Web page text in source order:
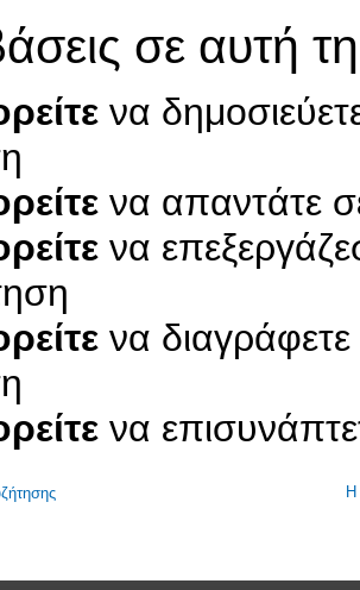
σε αυτή
να
να απαντάτε
να
να διαγράφετε
να
Η